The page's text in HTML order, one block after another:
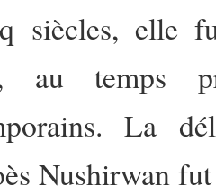
siècles, elle
au temps
La
Nushirwan